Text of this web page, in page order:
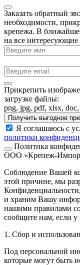
Заказать обратный
необходимости,
крепежа. В
на все
Прикрепить
загрузке файлы:
png, jpg, pdf, xlsx,
Получить выгодное
Я соглашаюсь с
политики
Политика
ООО «Крепеж-
Соблюдение Вашей
этой причине, мы
и храним Вашу
нашими правилами
сообщите нам, если у
1. Сбор и
Под персональной
которые могут быть